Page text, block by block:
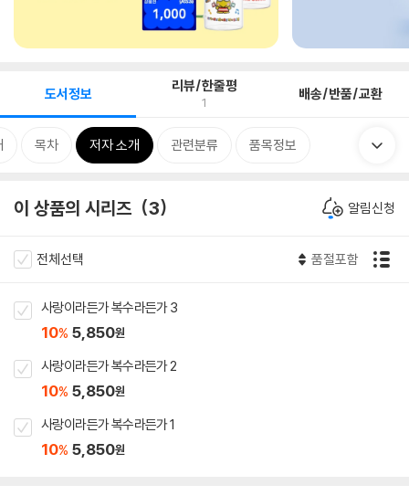
도서정보 리뷰/한줄평
1 배송/반품/교환
목차 저자 소개 관련분류 품목정보
이 상품의 시리즈 3 알림신청
전체선택 품절포함
사랑이라든가 복수라든가 3
10% 5,850원
사랑이라든가 복수라든가 2
10% 5,850원
사랑이라든가 복수라든가 1
10% 5,850원